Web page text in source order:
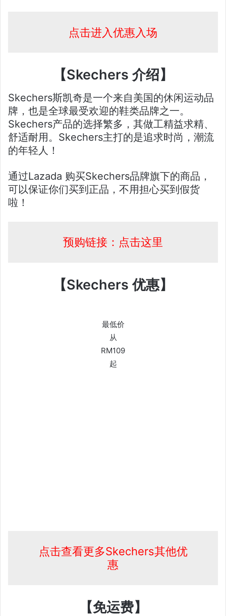
点击进入优惠入场
【Skechers 介绍】
Skechers斯凯奇是一个来自美国的休闲运动品
牌，也是全球最受欢迎的鞋类品牌之一。
Skechers产品的选择繁多，其做工精益求精、
舒适耐用。Skechers主打的是追求时尚，潮流
的年轻人！
通过Lazada 购买Skechers品牌旗下的商品，
可以保证你们买到正品，不用担心买到假货
啦！
预购链接：点击这里
【Skechers 优惠】
最低价
从
RM109
起
点击查看更多Skechers其他优
惠
【免运费】